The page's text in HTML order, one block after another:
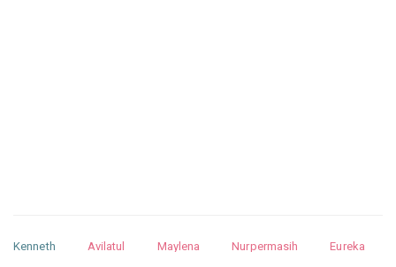
Kenneth Avilatul Maylena Nurpermasih
Eureka